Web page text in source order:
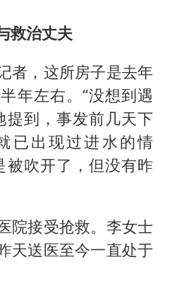
救治丈夫
者，这所房子是去年
年左右。“没想到遇
提到，事发前几天下
已出现过进水的情
被吹开了，但没有昨
院接受抢救。李女士
天送医至今一直处于